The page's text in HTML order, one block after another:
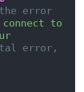
error
to
error,